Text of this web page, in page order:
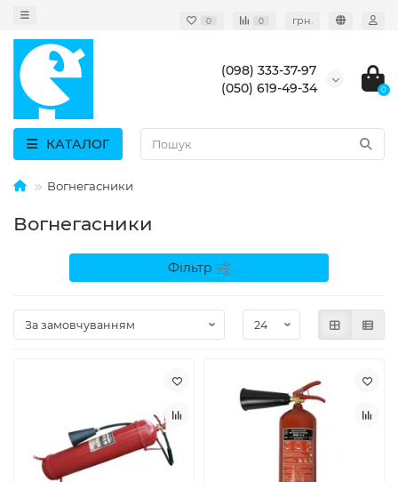
0 0 грн.
(098) 333-37-97
(050) 619-49-34
0
КАТАЛОГ
Вогнегасники
Вогнегасники
Фільтр